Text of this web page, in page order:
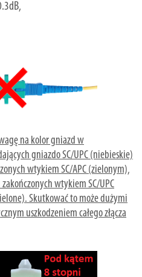
na kolor gniazd w
gniazdo SC/UPC (niebieskie)
wtykiem SC/APC (zielonym),
wtykiem SC/UPC
Skutkować to może dużymi
uszkodzeniem całego złącza